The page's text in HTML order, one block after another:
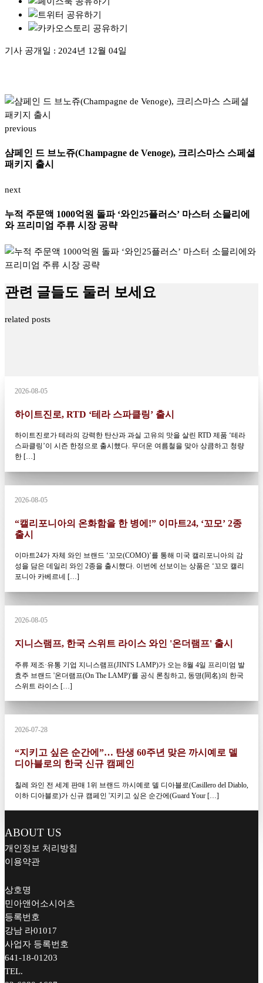
기사 공개일 : 2024년 12월 04일
previous
샴페인 드 브노쥬(Champagne de Venoge), 크리스마스 스페셜
패키지 출시
next
누적 주문액 1000억원 돌파 ‘와인25플러스’ 마스터 소믈리에
와 프리미엄 주류 시장 공략
관련 글들도 둘러 보세요
related posts
2026-08-05
하이트진로, RTD ‘테라 스파클링’ 출시
하이트진로가 테라의 강력한 탄산과 과실 고유의 맛을 살린 RTD 제품 ‘테라
스파클링’이 시즌 한정으로 출시했다. 무더운 여름철을 맞아 상큼하고 청량
한 […]
2026-08-05
“캘리포니아의 온화함을 한 병에!” 이마트24, ‘꼬모’ 2종
출시
이마트24가 자체 와인 브랜드 ‘꼬모(COMO)’를 통해 미국 캘리포니아의 감
성을 담은 데일리 와인 2종을 출시했다. 이번에 선보이는 상품은 ‘꼬모 캘리
포니아 카베르네 […]
2026-08-05
지니스램프, 한국 스위트 라이스 와인 '온더램프' 출시
주류 제조·유통 기업 지니스램프(JINI'S LAMP)가 오는 8월 4일 프리미엄 발
효주 브랜드 '온더램프(On The LAMP)'를 공식 론칭하고, 동명(同名)의 한국
스위트 라이스 […]
2026-07-28
“지키고 싶은 순간에”… 탄생 60주년 맞은 까시예로 델
디아블로의 한국 신규 캠페인
칠레 와인 전 세계 판매 1위 브랜드 까시예로 델 디아블로(Casillero del Diablo,
이하 디아블로)가 신규 캠페인 '지키고 싶은 순간에(Guard Your […]
ABOUT US
개인정보 처리방침
이용약관
상호명
민아앤어소시어츠
등록번호
강남 라01017
사업자 등록번호
641-18-01203
TEL.